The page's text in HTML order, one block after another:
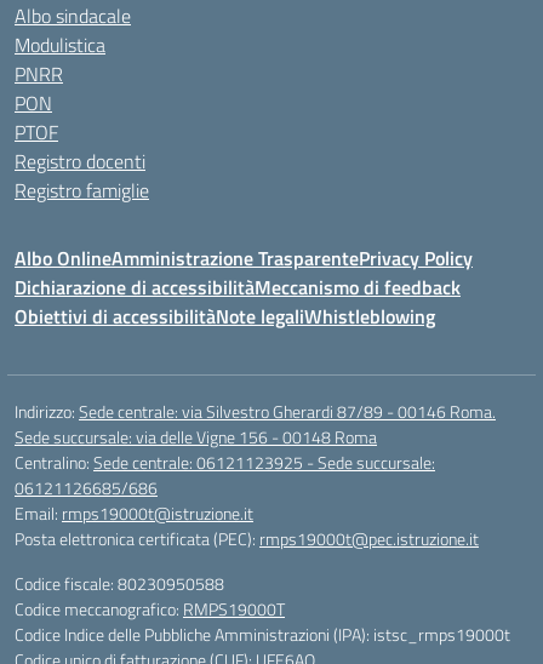
Albo sindacale
Modulistica
PNRR
PON
PTOF
Registro docenti
Registro famiglie
Albo OnlineAmministrazione TrasparentePrivacy Policy
Dichiarazione di accessibilitàMeccanismo di feedback
Obiettivi di accessibilitàNote legaliWhistleblowing
Indirizzo:Sede centrale: via Silvestro Gherardi 87/89 - 00146 Roma.
Sede succursale: via delle Vigne 156 - 00148 Roma
Centralino:Sede centrale: 06121123925 - Sede succursale:
06121126685/686
Email: rmps19000t@istruzione.it
Posta elettronica certificata (PEC): rmps19000t@pec.istruzione.it
Codice fiscale: 80230950588
Codice meccanografico: RMPS19000T
Codice Indice delle Pubbliche Amministrazioni (IPA): istsc_rmps19000t